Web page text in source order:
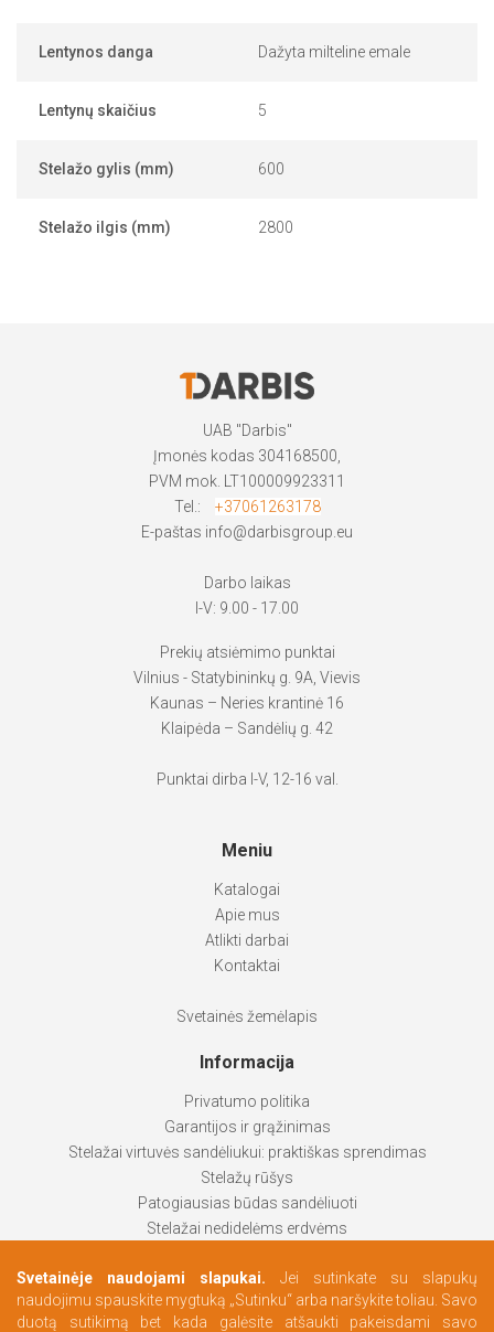
Lentynos danga Dažyta milteline emale
Lentynų skaičius 5
Stelažo gylis (mm) 600
Stelažo ilgis (mm) 2800
UAB "Darbis"
Įmonės kodas 304168500,
PVM mok. LT100009923311
Tel.:
+37061263178
E-paštas info@darbisgroup.eu
Darbo laikas
I-V: 9.00 - 17.00
Prekių atsiėmimo punktai
Vilnius - Statybininkų g. 9A, Vievis
Kaunas – Neries krantinė 16
Klaipėda – Sandėlių g. 42
Punktai dirba I-V, 12-16 val.
Meniu
Katalogai
Apie mus
Atlikti darbai
Kontaktai
Svetainės žemėlapis
Informacija
Privatumo politika
Garantijos ir grąžinimas
Stelažai virtuvės sandėliukui: praktiškas sprendimas
Stelažų rūšys
Patogiausias būdas sandėliuoti
Stelažai nedidelėms erdvėms
Kaip pasirinkti labiausiai tinkantį produktą
Persirengimo erdvės pagal Jūsų poreikius
Svetainėje naudojami slapukai. Jei sutinkate su slapukų
naudojimu spauskite mygtuką „Sutinku“ arba naršykite toliau. Savo
duotą sutikimą bet kada galėsite atšaukti pakeisdami savo